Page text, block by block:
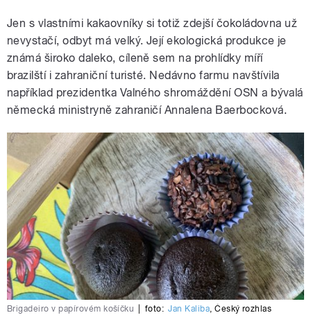
Jen s vlastními kakaovníky si totiž zdejší čokoládovna už
nevystačí, odbyt má velký. Její ekologická produkce je
známá široko daleko, cíleně sem na prohlídky míří
brazilští i zahraniční turisté. Nedávno farmu navštívila
například prezidentka Valného shromáždění OSN a bývalá
německá ministryně zahraničí Annalena Baerbocková.
Brigadeiro v papírovém košíčku foto: Jan Kaliba,Český rozhlas